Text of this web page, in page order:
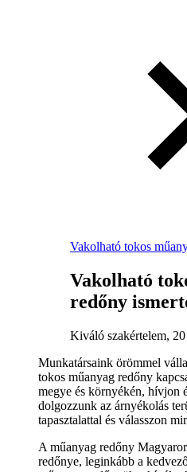
Vakolható tokos
Vakolható
redőny
Kiváló szakértelem, 20
Munkatársaink örömmel
tokos műanyag redőny
megye és környékén, hívjon
dolgozzunk az árnyékolás
tapasztalattal és válasszon
A műanyag redőny
redőnye, leginkább a